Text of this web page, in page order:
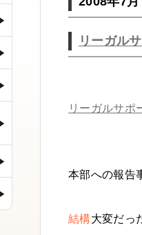
リーガル
リーガルサポ
本部への報告
結構大変だっ